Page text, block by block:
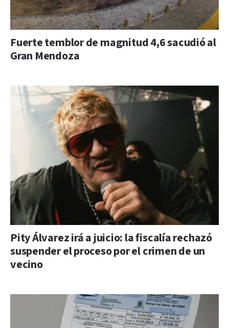
Fuerte temblor de magnitud 4,6 sacudió al
Gran Mendoza
Pity Álvarez irá a juicio: la fiscalía rechazó
suspender el proceso por el crimen de un
vecino